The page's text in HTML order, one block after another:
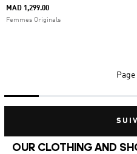
MAD 1,299.00
Femmes Originals
Page
OUR CLOTHING AND